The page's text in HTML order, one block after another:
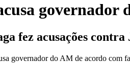
governador
fez acusações